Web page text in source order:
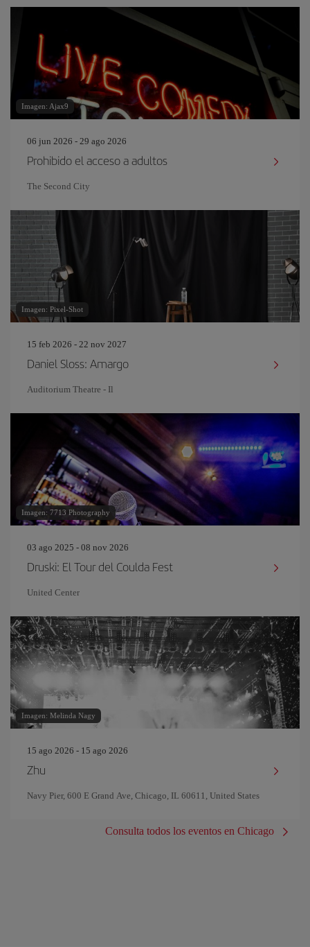
Imagen: Ajax9
06 jun 2026 - 29 ago 2026
Prohibido el acceso a adultos
The Second City
Imagen: Pixel-Shot
15 feb 2026 - 22 nov 2027
Daniel Sloss: Amargo
Auditorium Theatre - Il
Imagen: 7713 Photography
03 ago 2025 - 08 nov 2026
Druski: El Tour del Coulda Fest
United Center
Imagen: Melinda Nagy
15 ago 2026 - 15 ago 2026
Zhu
Navy Pier, 600 E Grand Ave, Chicago, IL 60611, United States
Consulta todos los eventos en Chicago